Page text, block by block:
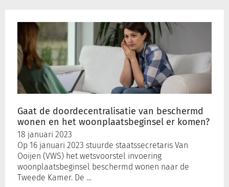
Gaat de doordecentralisatie van beschermd
wonen en het woonplaatsbeginsel er komen?
18 januari 2023
Op 16 januari 2023 stuurde staatssecretaris Van
Ooijen (VWS) het wetsvoorstel invoering
woonplaatsbeginsel beschermd wonen naar de
Tweede Kamer. De …
doordecentralisatie
van
beschermd
wonen
het
woonplaatsbeginsel
komen?